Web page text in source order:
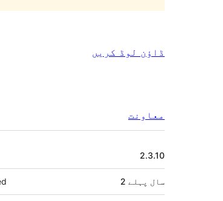
ڈاؤن لوڈ کریں
معاونت
2.3.10
2 سال پہلے